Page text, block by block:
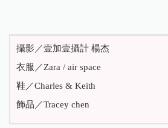
攝影／壹加壹攝計 楊杰
衣服／Zara / air space
鞋／Charles & Keith
飾品／Tracey chen